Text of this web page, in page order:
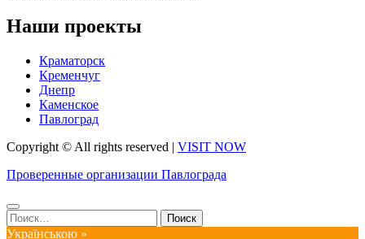
Наши проекты
Краматорск
Кременчуг
Днепр
Каменское
Павлоград
Copyright © All rights reserved | VISIT NOW
Проверенные организации Павлограда
Найти:
Українською »